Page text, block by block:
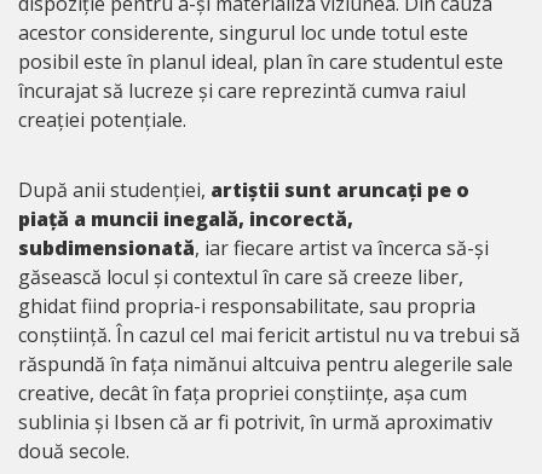
acestor considerente, singurul loc unde totul este
posibil este în planul ideal, plan în care studentul este
încurajat să lucreze și care reprezintă cumva raiul
creației potențiale.
După anii studenției, artiștii sunt aruncați pe o
piață a muncii inegală, incorectă,
subdimensionată, iar fiecare artist va încerca să-și
găsească locul și contextul în care să creeze liber,
ghidat fiind propria-i responsabilitate, sau propria
conștiință. În cazul ceI mai fericit artistul nu va trebui să
răspundă în fața nimănui altcuiva pentru alegerile sale
creative, decât în fața propriei conștiințe, așa cum
sublinia și Ibsen că ar fi potrivit, în urmă aproximativ
două secole.